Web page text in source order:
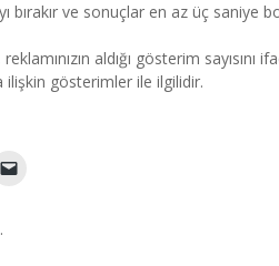
bırakır ve sonuçlar en az üç saniye
aldığı gösterim sayısını
ilişkin gösterimler ile ilgilidir.